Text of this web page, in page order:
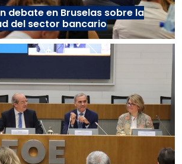
debate en Bruselas sobre la
del sector bancario